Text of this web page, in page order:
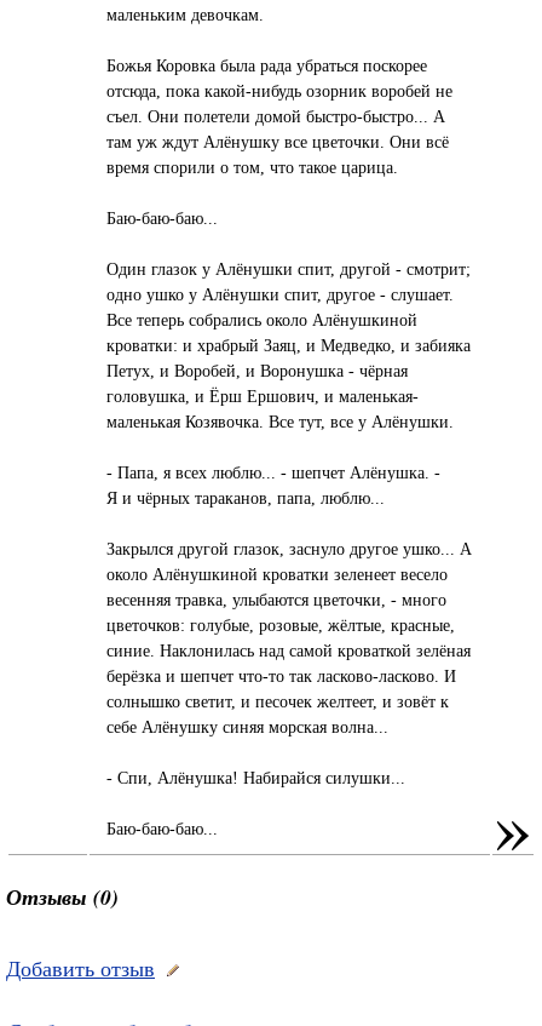
маленьким девочкам.
Божья Коровка была рада убраться поскорее
отсюда, пока какой-нибудь озорник воробей не
съел. Они полетели домой быстро-быстро... А
там уж ждут Алёнушку все цветочки. Они всё
время спорили о том, что такое царица.
Баю-баю-баю...
Один глазок у Алёнушки спит, другой - смотрит;
одно ушко у Алёнушки спит, другое - слушает.
Все теперь собрались около Алёнушкиной
кроватки: и храбрый Заяц, и Медведко, и забияка
Петух, и Воробей, и Воронушка - чёрная
головушка, и Ёрш Ершович, и маленькая-
маленькая Козявочка. Все тут, все у Алёнушки.
- Папа, я всех люблю... - шепчет Алёнушка. -
Я и чёрных тараканов, папа, люблю...
Закрылся другой глазок, заснуло другое ушко... А
около Алёнушкиной кроватки зеленеет весело
весенняя травка, улыбаются цветочки, - много
цветочков: голубые, розовые, жёлтые, красные,
синие. Наклонилась над самой кроваткой зелёная
берёзка и шепчет что-то так ласково-ласково. И
солнышко светит, и песочек желтеет, и зовёт к
себе Алёнушку синяя морская волна...
- Спи, Алёнушка! Набирайся силушки...
Баю-баю-баю... »
Отзывы (0)
Добавить отзыв